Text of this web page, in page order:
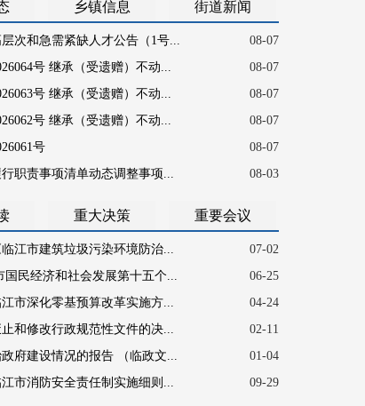
乡镇信息 街道新闻
次和急需紧缺人才公告（1号...
08-07
号 继承（受遗赠）不动...
08-07
号 继承（受遗赠）不动...
08-07
号 继承（受遗赠）不动...
08-07
号
08-07
职责事项清单动态调整事项...
08-03
重大决策 重要会议
江市建筑垃圾污染环境防治...
07-02
民经济和社会发展第十五个...
06-25
市深化零基预算改革实施方...
04-24
和修改行政规范性文件的决...
02-11
府建设情况的报告 （临政文...
01-04
市消防安全责任制实施细则...
09-29